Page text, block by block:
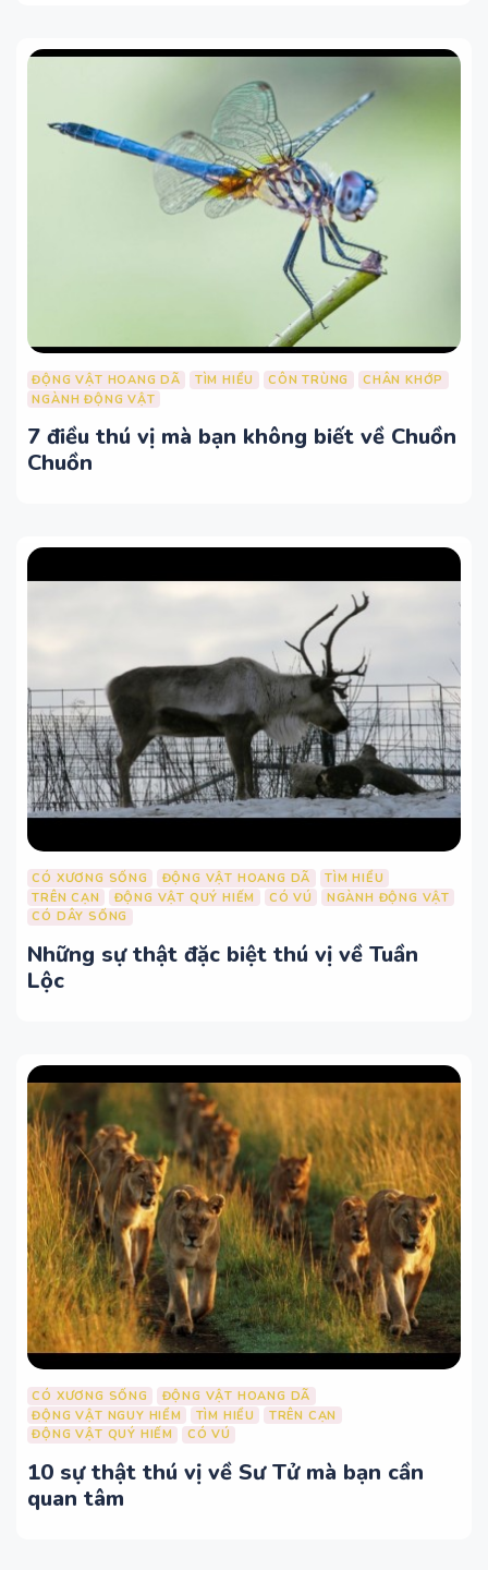
ĐỘNG VẬT HOANG DÃ TÌM HIỂU CÔN TRÙNG
CHÂN KHỚP
NGÀNH ĐỘNG VẬT
7 điều thú vị mà bạn không biết về Chuồn
Chuồn
CÓ XƯƠNG SỐNG ĐỘNG VẬT HOANG DÃ
TÌM HIỂU
TRÊN CẠN
ĐỘNG VẬT QUÝ HIẾM CÓ VÚ
NGÀNH ĐỘNG VẬT
CÓ DÂY SỐNG
Những sự thật đặc biệt thú vị về Tuần
Lộc
CÓ XƯƠNG SỐNG
ĐỘNG VẬT HOANG DÃ
ĐỘNG VẬT NGUY HIỂM
TÌM HIỂU
TRÊN CẠN
ĐỘNG VẬT QUÝ HIẾM
CÓ VÚ
10 sự thật thú vị về Sư Tử mà bạn cần
quan tâm